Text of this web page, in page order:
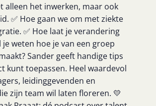
alleen het inwerken, maar ook
✅ Hoe gaan we om met ziekte
✅ Hoe laat je verandering
je weten hoe je van een groep
Sander geeft handige tips
kunt toepassen. Heel waardevol
leidinggevenden en
zijn team wil laten floreren. 💛